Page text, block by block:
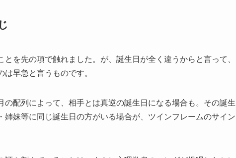
を先の項で触れました。が、誕生日が全く違うからと言って、
早急と言うものです。
配列によって、相手とは真逆の誕生日になる場合も。その誕生
姉妹等に同じ誕生日の方がいる場合が、ツインフレームのサイン